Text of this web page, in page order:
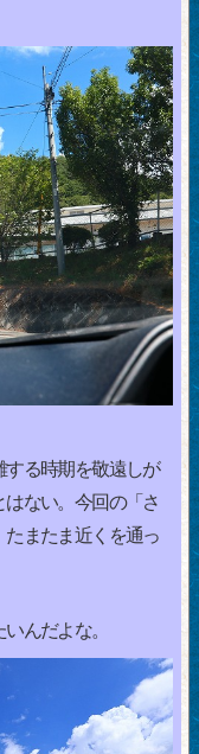
る時期を敬遠しが
ない。今回の「さ
たまたま近くを通っ
んだよな。